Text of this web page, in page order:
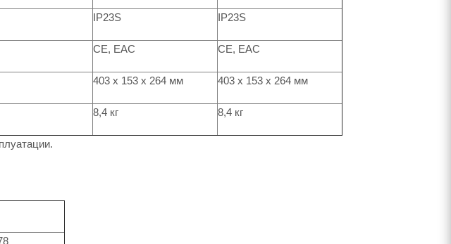
IP23S IP23S
CE, EAC CE, EAC
403 x 153 x 264 мм 403 x 153 x 264 мм
8,4 кг 8,4 кг